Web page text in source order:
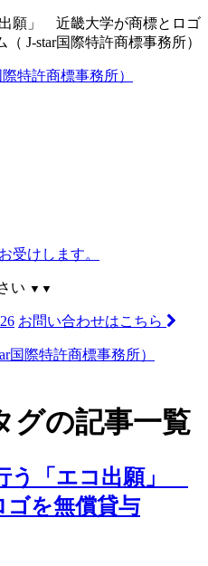
願」 近畿大学が商標とロゴ
J-star国際特許商標事務所）
い ▼▼
お問い合わせはこちら
国際特許商標事務所）
グの記事一覧
う「エコ出願」
ゴを無償貸与